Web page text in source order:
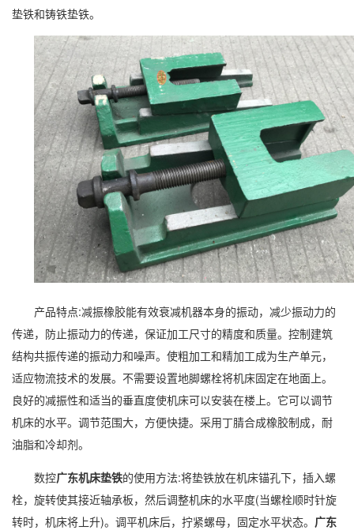
垫铁和铸铁垫铁。
产品特点:减振橡胶能有效衰减机器本身的振动，减少振动力的
传递，防止振动力的传递，保证加工尺寸的精度和质量。控制建筑
结构共振传递的振动力和噪声。使粗加工和精加工成为生产单元，
适应物流技术的发展。不需要设置地脚螺栓将机床固定在地面上。
良好的减振性和适当的垂直度使机床可以安装在楼上。它可以调节
机床的水平。调节范围大，方便快捷。采用丁腈合成橡胶制成，耐
油脂和冷却剂。
数控广东机床垫铁的使用方法:将垫铁放在机床锚孔下，插入螺
栓，旋转使其接近轴承板，然后调整机床的水平度(当螺栓顺时针旋
转时，机床将上升)。调平机床后，拧紧螺母，固定水平状态。 广东